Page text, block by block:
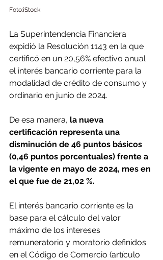
Foto:iStock
La Superintendencia Financiera
expidió la Resolución 1143 en la que
certificó en un 20,56% efectivo anual
el interés bancario corriente para la
modalidad de crédito de consumo y
ordinario en junio de 2024.
De esa manera, la nueva
certificación representa una
disminución de 46 puntos básicos
(0,46 puntos porcentuales) frente a
la vigente en mayo de 2024, mes en
el que fue de 21,02 %.
El interés bancario corriente es la
base para el cálculo del valor
máximo de los intereses
remuneratorio y moratorio definidos
en el Código de Comercio (artículo